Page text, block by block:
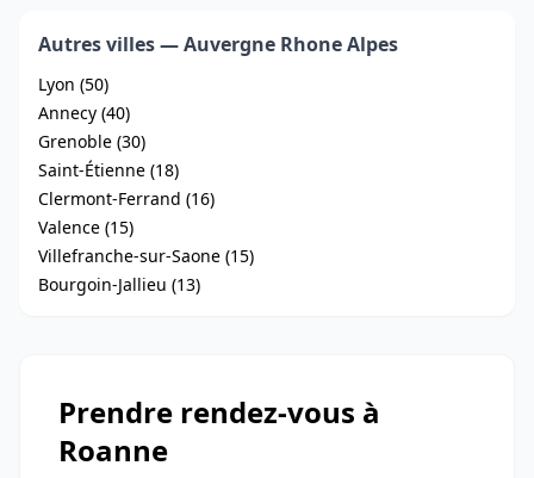
Autres villes — Auvergne Rhone Alpes
Lyon (50)
Annecy (40)
Grenoble (30)
Saint-Étienne (18)
Clermont-Ferrand (16)
Valence (15)
Villefranche-sur-Saone (15)
Bourgoin-Jallieu (13)
Prendre rendez-vous à
Roanne